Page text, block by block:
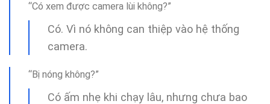
“Có xem được camera lùi không?”
Có. Vì nó không can thiệp vào hệ thống
camera.
“Bị nóng không?”
Có ấm nhẹ khi chạy lâu, nhưng chưa bao